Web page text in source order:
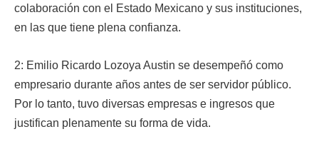
colaboración con el Estado Mexicano y sus instituciones,
en las que tiene plena confianza.
2: Emilio Ricardo Lozoya Austin se desempeñó como
empresario durante años antes de ser servidor público.
Por lo tanto, tuvo diversas empresas e ingresos que
justifican plenamente su forma de vida.